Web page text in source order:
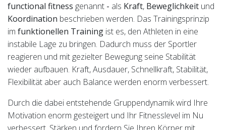
functional fitness genannt - als Kraft, Beweglichkeit und
Koordination beschrieben werden. Das Trainingsprinzip
im funktionellen Training ist es, den Athleten in eine
instabile Lage zu bringen. Dadurch muss der Sportler
reagieren und mit gezielter Bewegung seine Stabilität
wieder aufbauen. Kraft, Ausdauer, Schnellkraft, Stabilität,
Flexibilität aber auch Balance werden enorm verbessert.
Durch die dabei entstehende Gruppendynamik wird Ihre
Motivation enorm gesteigert und Ihr Fitnesslevel im Nu